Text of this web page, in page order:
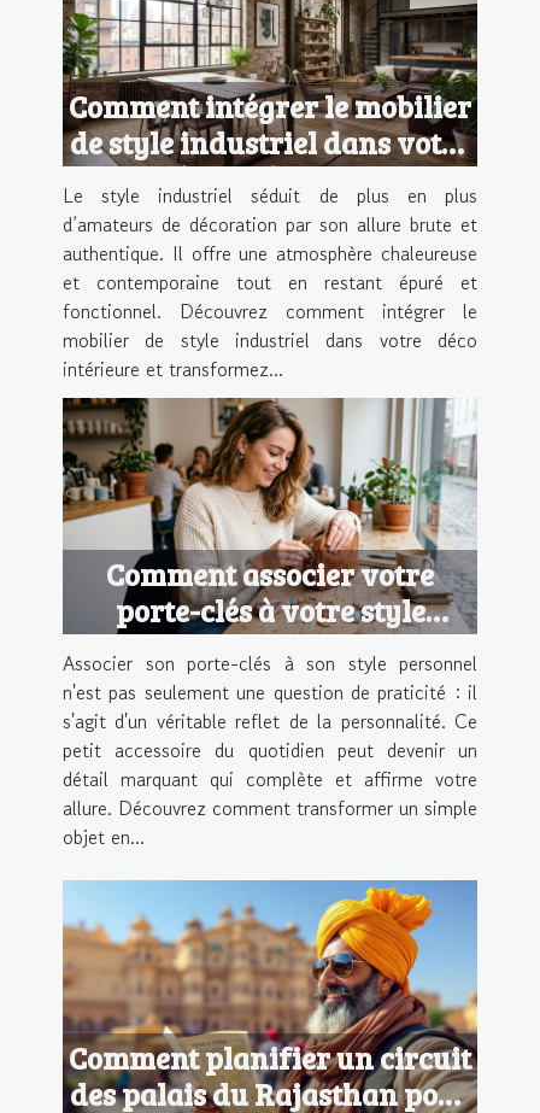
Comment intégrer le mobilier
de style industriel dans votre
déco intérieure ?
Le style industriel séduit de plus en plus
d’amateurs de décoration par son allure brute et
authentique. Il offre une atmosphère chaleureuse
et contemporaine tout en restant épuré et
fonctionnel. Découvrez comment intégrer le
mobilier de style industriel dans votre déco
intérieure et transformez...
Comment associer votre
porte-clés à votre style
personnel ?
Associer son porte-clés à son style personnel
n'est pas seulement une question de praticité : il
s'agit d'un véritable reflet de la personnalité. Ce
petit accessoire du quotidien peut devenir un
détail marquant qui complète et affirme votre
allure. Découvrez comment transformer un simple
objet en...
Comment planifier un circuit
des palais du Rajasthan pour